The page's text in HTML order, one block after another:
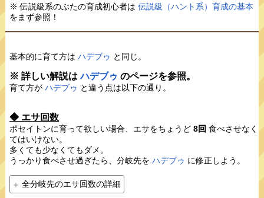
※ 伝説級系のぶたの育成初心者は伝説級（ハント系）育成の基本
をまず参照！
基本的に育て方はハデブゥ と同じ。
※ 詳しい解説はハデブゥ のページを参照。
育て方がハデブゥ と違う点は以下の通り。
◆ エサ回数
ポセイトンに育って欲しい場合、エサをちょうど8回 食べさせなく
てはいけない。
多くても少なくてもダメ。
うっかり食べさせ過ぎたら、分岐先をハデブゥ に修正しよう。
全分岐先のエサ回数の詳細